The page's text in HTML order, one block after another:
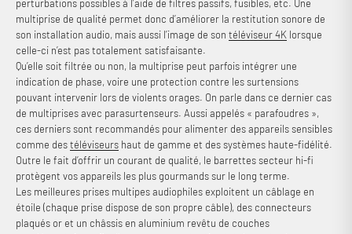
perturbations possibles à l’aide de filtres passifs, fusibles, etc. Une
multiprise de qualité permet donc d’améliorer la restitution sonore de
son installation audio, mais aussi l’image de son téléviseur 4K lorsque
celle-ci n’est pas totalement satisfaisante.
Qu’elle soit filtrée ou non, la multiprise peut parfois intégrer une
indication de phase, voire une protection contre les surtensions
pouvant intervenir lors de violents orages. On parle dans ce dernier cas
de multiprises avec parasurtenseurs. Aussi appelés « parafoudres »,
ces derniers sont recommandés pour alimenter des appareils sensibles
comme destéléviseurs haut de gamme et des systèmes haute-fidélité.
Outre le fait d’offrir un courant de qualité, le barrettes secteur hi-fi
protègent vos appareils les plus gourmands sur le long terme.
Les meilleures prises multipes audiophiles exploitent un câblage en
étoile (chaque prise dispose de son propre câble), des connecteurs
plaqués or et un châssis en aluminium revêtu de couches